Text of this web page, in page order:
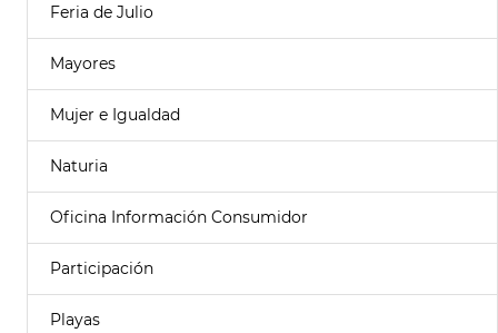
Feria de Julio
Mayores
Mujer e Igualdad
Naturia
Oficina Información Consumidor
Participación
Playas